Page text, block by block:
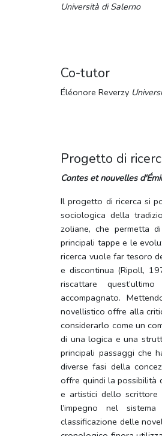
Università di Salerno
Co-tutor
Éléonore Reverzy
Progetto di
Contes et nouvelles
Il progetto di ricerca si
sociologica della
zoliane, che permetta
principali tappe e le
ricerca vuole far tesoro
e discontinua (Ripoll,
riscattare
accompagnato.
novellistico offre alla
considerarlo come un
di una logica e una
principali passaggi che
diverse fasi della
offre quindi la possibilità
e artistici dello scrittore
l’impegno nel
classificazione delle